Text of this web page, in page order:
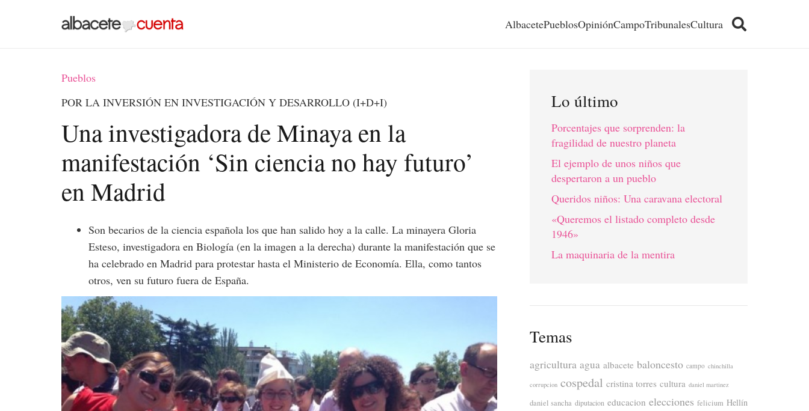
AlbacetePueblosOpiniónCampoTribunalesCultura
Pueblos
POR LA INVERSIÓN EN INVESTIGACIÓN Y DESARROLLO (I+D+I)
Una investigadora de Minaya en la
manifestación ‘Sin ciencia no hay futuro’
en Madrid
Son becarios de la ciencia española los que han salido hoy a la calle. La minayera Gloria
Esteso, investigadora en Biología (en la imagen a la derecha) durante la manifestación que se
ha celebrado en Madrid para protestar hasta el Ministerio de Economía. Ella, como tantos
otros, ven su futuro fuera de España.
Lo último
Porcentajes que sorprenden: la
fragilidad de nuestro planeta
El ejemplo de unos niños que
despertaron a un pueblo
Queridos niños: Una caravana electoral
«Queremos el listado completo desde
1946»
La maquinaria de la mentira
Temas
agricultura agua albacete baloncesto campo chinchilla
corrupcion cospedal cristina torres cultura daniel martinez
daniel sancha diputacion educacion elecciones felicium Hellín